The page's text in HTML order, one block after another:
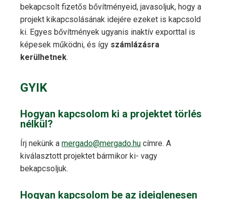
bekapcsolt fizetős bővítményeid, javasoljuk, hogy a
projekt kikapcsolásának idejére ezeket is kapcsold
ki. Egyes bővítmények ugyanis inaktív exporttal is
képesek működni, és így számlázásra
kerülhetnek.
GYIK
Hogyan kapcsolom ki a projektet törlés
nélkül?
Írj nekünk a mergado@mergado.hu címre. A
kiválasztott projektet bármikor ki- vagy
bekapcsoljuk.
Hogyan kapcsolom be az ideiglenesen